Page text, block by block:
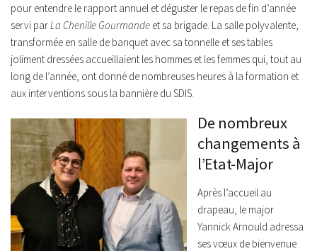
pour entendre le rapport annuel et déguster le repas de fin d’année
servi parLa Chenille Gourmande et sa brigade. La salle polyvalente,
transformée en salle de banquet avec sa tonnelle et ses tables
joliment dressées accueillaient les hommes et les femmes qui, tout au
long de l’année, ont donné de nombreuses heures à la formation et
aux interventions sous la bannière du SDIS.
De nombreux
changements à
l’Etat-Major
Après l’accueil au
drapeau, le major
Yannick Arnould adressa
ses vœux de bienvenue